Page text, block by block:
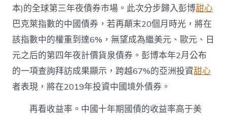
本)的全球第三年夜債券市場。此次分步歸入彭博甜心
巴克萊指數的中國債券，若再顛末20個月時光，將在
該指數中的權重到達6%，無望成為繼美元、歐元、日
元之后的第四年夜計價貨泉債券。彭博本年2月公布
的一項查詢拜訪成果顯示，跨越67%的亞洲投資甜心
者表現，將在2019年投資中國境外債券。
再看收益率。中國十年期國債的收益率高于美